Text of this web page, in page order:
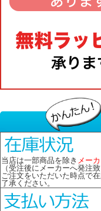
当店は一部商品を除き メー
（受注後にメーカーへ発注致
ご注文をいただいた時点で
了承ください。